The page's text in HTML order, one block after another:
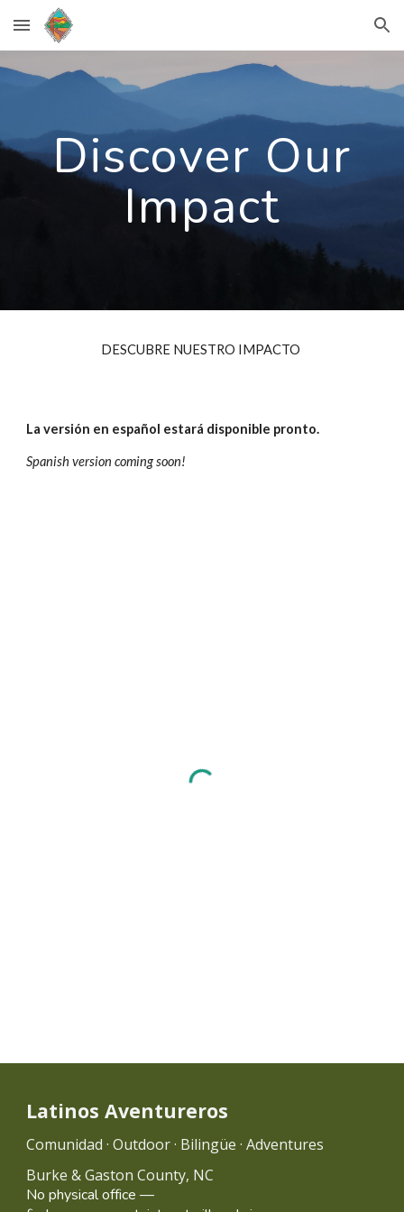
Skip to main content Skip to navigation
Discover Our
Impact
DESCUBRE NUESTRO IMPACTO
La versión en español estará disponible pronto.
Spanish version coming soon!
Latinos Aventureros
Comunidad · Outdoor · Bilingüe · Adventures
Burke & Gaston County, NC
No physical office —